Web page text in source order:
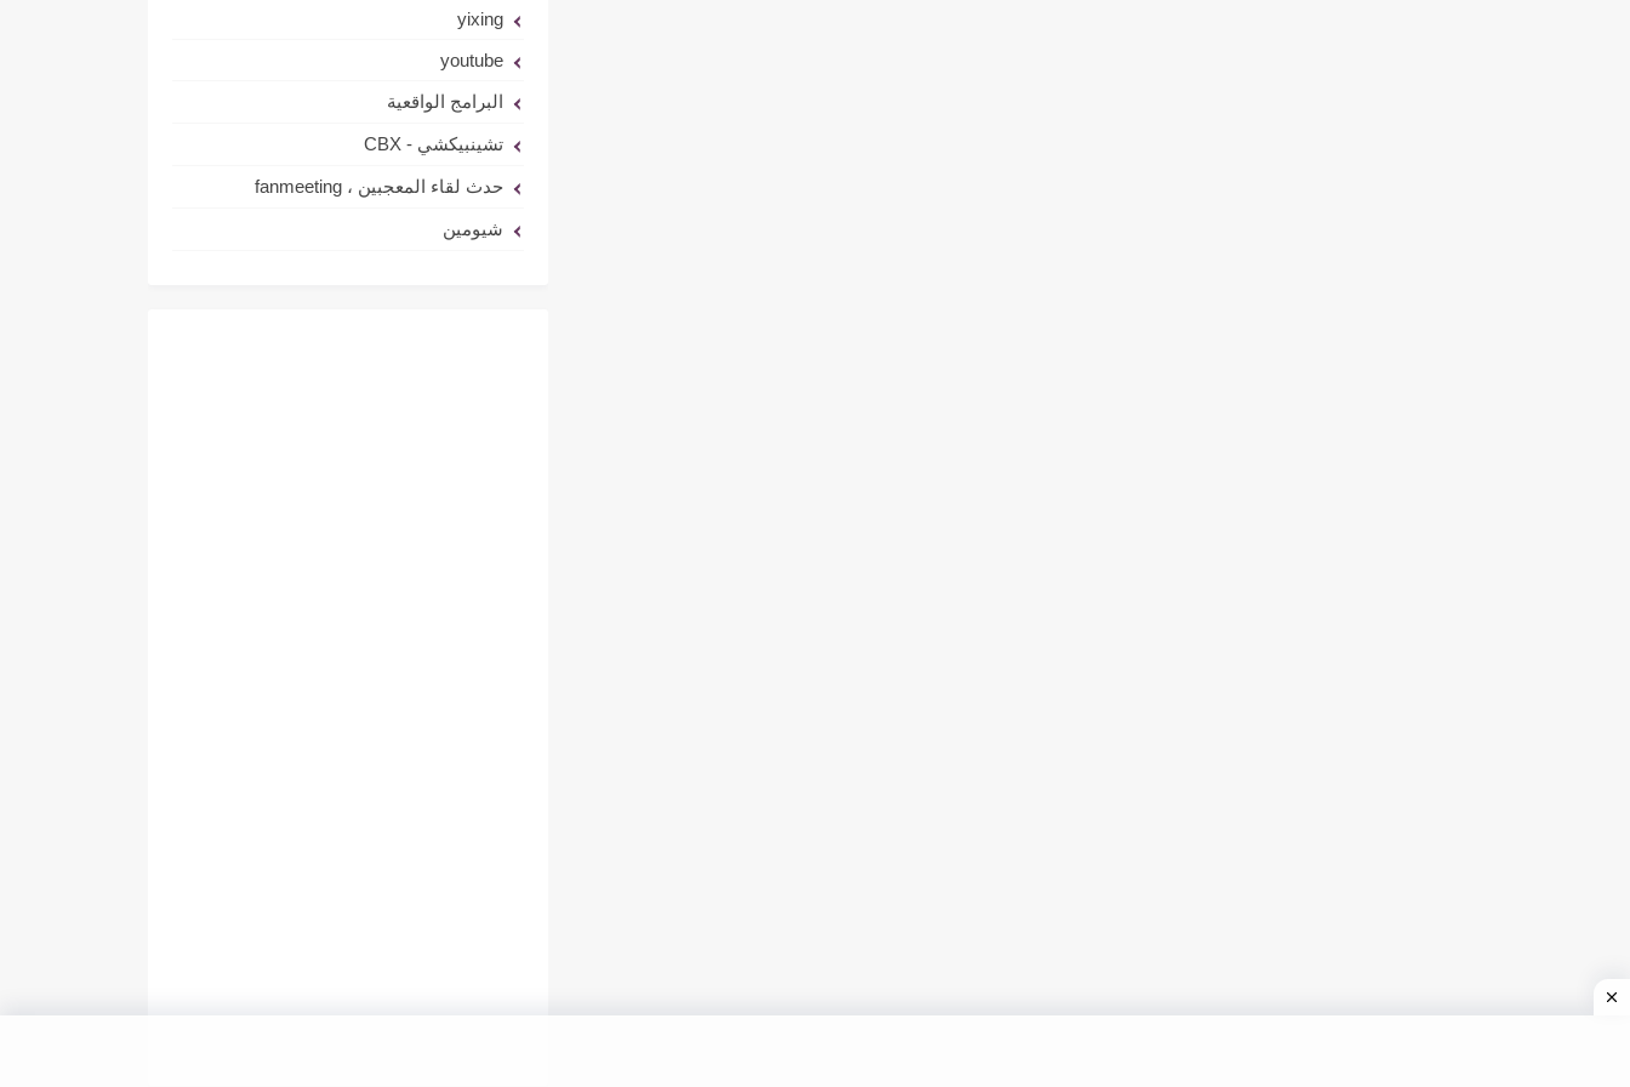
yixing
youtube
البرامج الواقعية
تشينبيكشي - CBX
حدث لقاء المعجبين ، fanmeeting
شيومين